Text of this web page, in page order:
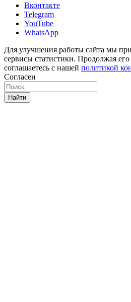
Вконтакте
Telegram
YouTube
WhatsApp
Для улучшения работы сайта мы
сервисы статистики. Продолжая
соглашаетесь с нашей политикой
Согласен
Найти